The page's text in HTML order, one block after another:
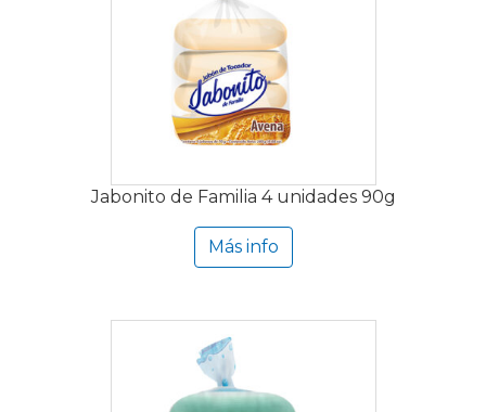
Jabonito de Familia 4 unidades 90g
Más info